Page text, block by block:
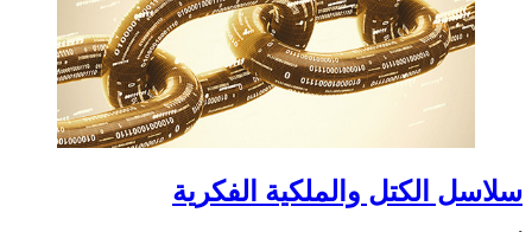
سلاسل الكتل والملكية الفكرية